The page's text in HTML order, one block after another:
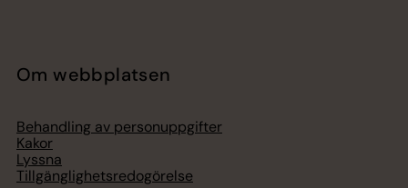
Om webbplatsen
Behandling av personuppgifter
Kakor
Lyssna
Tillgänglighetsredogörelse